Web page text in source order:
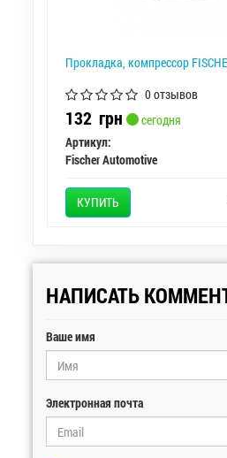
Прокладка, компрессор
0 отзывов
132 грн
сегодня
Артикул:
Fischer Automotive
КУПИТЬ
НАПИСАТЬ
Ваше имя
Электронная почта